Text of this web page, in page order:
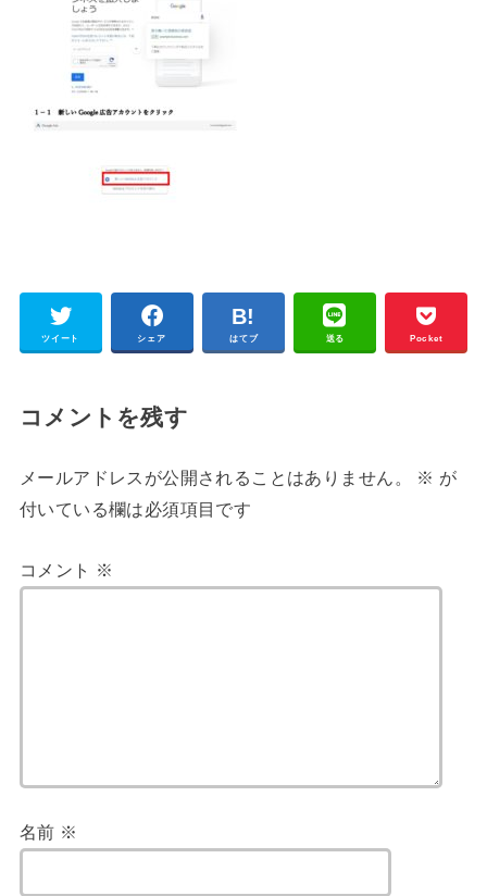
ツイート シェア はてブ 送る Pocket
コメントを残す
メールアドレスが公開されることはありません。 ※ が
付いている欄は必須項目です
コメント ※
名前 ※